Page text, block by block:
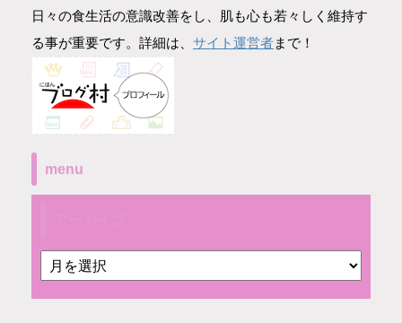
日々の食生活の意識改善をし、肌も心も若々しく維持す
る事が重要です。詳細は、 サイト運営者まで！
menu